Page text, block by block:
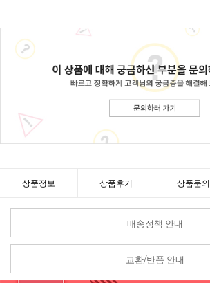
상품정보 상품후기 상품문의
배송정책 안내
교환/반품 안내